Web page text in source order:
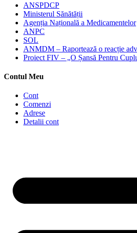
ANSPDCP
Ministerul Sănătății
Agenția Națională a Medicamentelor
ANPC
SOL
ANMDM – Raportează o reacție
Proiect FIV – „O Șansă Pentru
Contul Meu
Cont
Comenzi
Adrese
Detalii cont